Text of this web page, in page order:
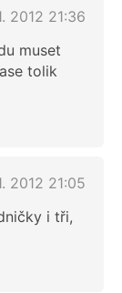
2012 21:36
muset
tolik
2012 21:05
i tři,